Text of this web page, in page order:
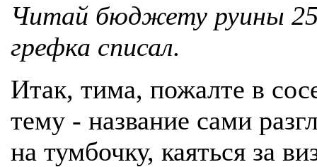
Читай бюджету руины
грефка списал.
Итак, тима, пожалте в
тему - название сами
на тумбочку, каяться за